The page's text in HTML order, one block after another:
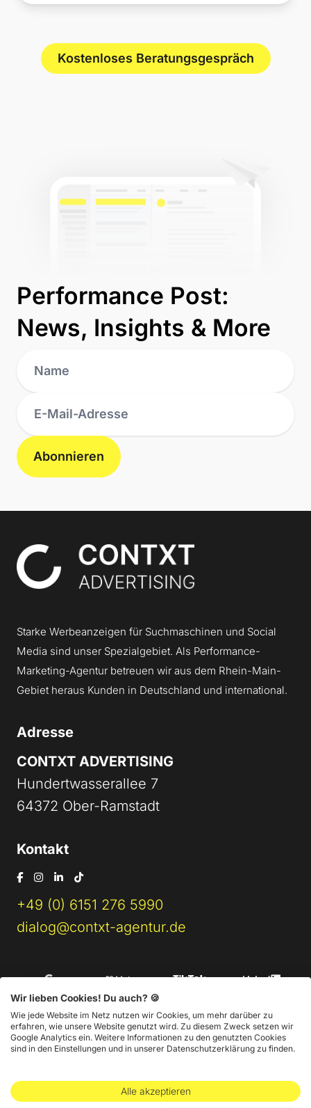
Kostenloses Beratungsgespräch
Performance Post:
News, Insights & More
Abonnieren
Contxt
Starke Werbeanzeigen für Suchmaschinen und Social
Media sind unser Spezialgebiet. Als Performance-
Marketing-Agentur betreuen wir aus dem Rhein-Main-
Gebiet heraus Kunden in Deutschland und international.
Adresse
CONTXT ADVERTISING
Hundertwasserallee 7
64372 Ober-Ramstadt
Kontakt
+49 (0) 6151 276 5990
dialog@contxt-agentur.de
@ 2026 CONTXT Online-Marketing GmbH
ImpressumAGBDatenschutz
Wir lieben Cookies! Du auch? 🍪
Wie jede Website im Netz nutzen wir Cookies, um mehr darüber zu
erfahren, wie unsere Website genutzt wird. Zu diesem Zweck setzen wir
Google Analytics ein. Weitere Informationen zu den genutzten Cookies
sind in den Einstellungen und in unserer Datenschutzerklärung zu finden.
Alle akzeptieren